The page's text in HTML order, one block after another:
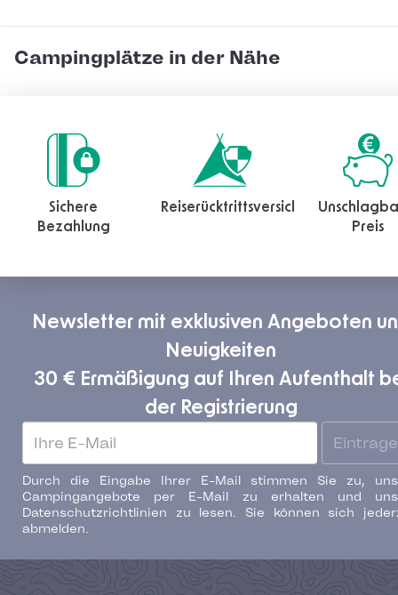
Campingplätze in der Nähe
Sichere
Bezahlung
Reiserücktrittsversicherung
Preis
Newsletter mit exklusiven Angeboten
Neuigkeiten
30 € Ermäßigung auf Ihren Aufenthalt
der Registrierung
Durch die Eingabe Ihrer E-Mail stimmen Sie zu,
Campingangebote per E-Mail zu erhalten und
Datenschutzrichtlinien zu lesen. Sie können sich
abmelden.